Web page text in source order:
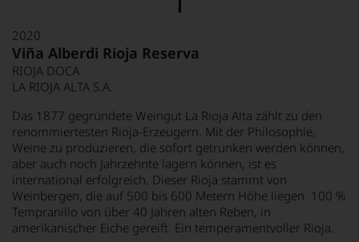
2020
Viña Alberdi Rioja Reserva
RIOJA DOCA
LA RIOJA ALTA S.A.
Das 1877 gegründete Weingut La Rioja Alta zählt zu den
renommiertesten Rioja-Erzeugern. Mit der Philosophie,
Weine zu produzieren, die sofort getrunken werden können,
aber auch noch Jahrzehnte lagern können, ist es
international erfolgreich. Dieser Rioja stammt von
Weinbergen, die auf 500 bis 600 Metern Höhe liegen. 100 %
Tempranillo von über 40 Jahren alten Reben, in
amerikanischer Eiche gereift. Ein temperamentvoller Rioja.